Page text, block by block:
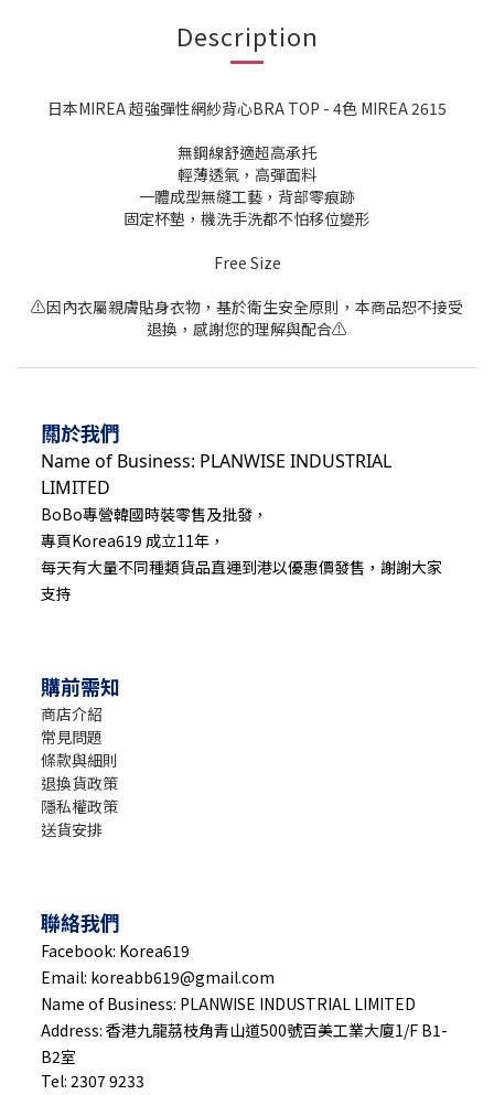
Description
日本MIREA 超強彈性網紗背心BRA TOP - 4色 MIREA 2615
無鋼線舒適超高承托
輕薄透氣，高彈面料
一體成型無縫工藝，背部零痕跡
固定杯墊，機洗手洗都不怕移位變形
Free Size
⚠️因內衣屬親膚貼身衣物，基於衛生安全原則，本商品恕不接受
退換，感謝您的理解與配合⚠️
關於我們
Name of Business: PLANWISE INDUSTRIAL
LIMITED
BoBo專營韓國時裝零售及批發，
專頁Korea619 成立11年，
每天有大量不同種類貨品直運到港以優惠價發售，謝謝大家
支持
購前需知
商店介紹
常見問題
條款與細則
退換貨政策
隱私權政策
送貨安排
聯絡我們
Facebook: Korea619
Email: koreabb619@gmail.com
Name of Business: PLANWISE INDUSTRIAL LIMITED
Address: 香港九龍茘枝角青山道500號百美工業大廈1/F B1-
B2室
Tel: 2307 9233